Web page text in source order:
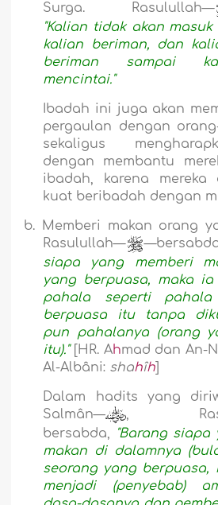
Surga. Rasulullah—
"Kalian tidak akan
kalian beriman, dan
beriman sampai
mencintai."
Ibadah ini juga akan
pergaulan dengan
sekaligus
dengan membantu
ibadah, karena mereka
kuat beribadah dengan
b.
Memberi makan orang
Rasulullah—
siapa yang memberi
yang berpuasa, maka ia
pahala seperti
berpuasa itu tanpa
pun pahalanya (orang
itu)."[HR. Ahmad dan An-
Al-Albâni: shahîh
Dalam hadits yang
Salmân—
,
bersabda,
"Barang siapa
makan di dalamnya
seorang yang berpuasa,
menjadi (penyebab)